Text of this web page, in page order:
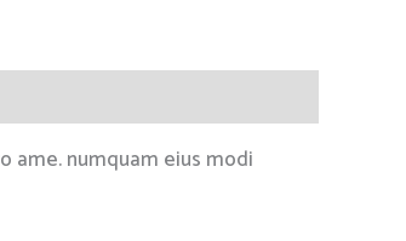
ame. numquam eius modi